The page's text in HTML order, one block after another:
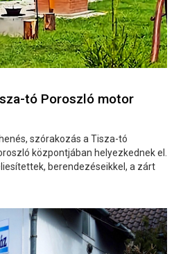
tó Poroszló motor
szórakozás a Tisza-tó
központjában helyezkednek el.
berendezéseikkel, a zárt